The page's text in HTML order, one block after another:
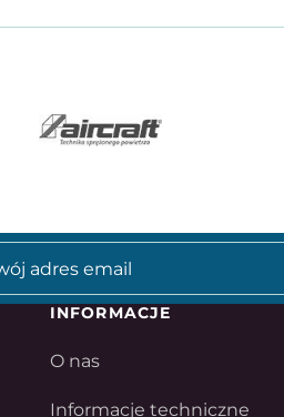
INFORMACJE
O nas
Informacje techniczne